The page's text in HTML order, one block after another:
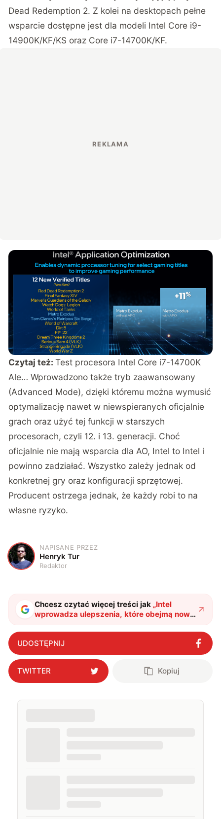
Dead Redemption 2. Z kolei na desktopach pełne
wsparcie dostępne jest dla modeli Intel Core i9-
14900K/KF/KS oraz Core i7-14700K/KF.
Czytaj też:Test procesora Intel Core i7-14700K
Ale… Wprowadzono także tryb zaawansowany
(Advanced Mode), dzięki któremu można wymusić
optymalizację nawet w niewspieranych oficjalnie
grach oraz użyć tej funkcji w starszych
procesorach, czyli 12. i 13. generacji. Choć
oficjalnie nie mają wsparcia dla AO, Intel to Intel i
powinno zadziałać. Wszystko zależy jednak od
konkretnej gry oraz konfiguracji sprzętowej.
Producent ostrzega jednak, że każdy robi to na
własne ryzyko.
H
NAPISANE PRZEZ
Henryk Tur
Redaktor
Chcesz czytać więcej treści jak „Intel
wprowadza ulepszenia, które obejmą nowe
i stare procesory. Gracze powinni być
zachwyceni"?
UDOSTĘPNIJ
TWITTER Kopiuj